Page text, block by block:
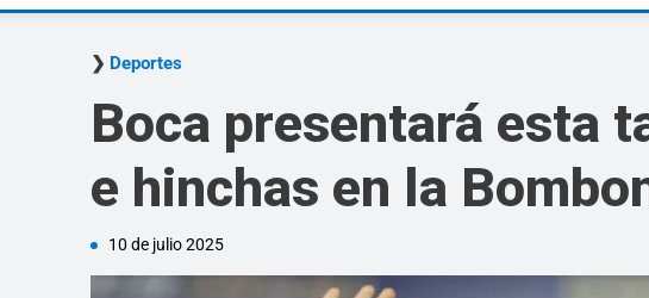
Deportes
Boca presentará esta
e hinchas en la
10 de julio 2025